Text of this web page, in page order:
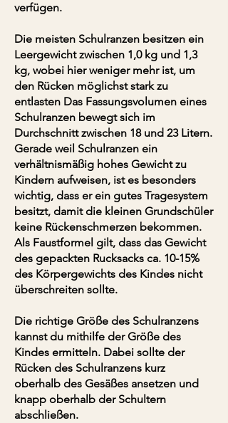
verfügen.
Die meisten Schulranzen besitzen ein
Leergewicht zwischen 1,0 kg und 1,3
kg, wobei hier weniger mehr ist, um
den Rücken möglichst stark zu
entlasten Das Fassungsvolumen eines
Schulranzen bewegt sich im
Durchschnitt zwischen 18 und 23 Litern.
Gerade weil Schulranzen ein
verhältnismäßig hohes Gewicht zu
Kindern aufweisen, ist es besonders
wichtig, dass er ein gutes Tragesystem
besitzt, damit die kleinen Grundschüler
keine Rückenschmerzen bekommen.
Als Faustformel gilt, dass das Gewicht
des gepackten Rucksacks ca. 10-15%
des Körpergewichts des Kindes nicht
überschreiten sollte.
Die richtige Größe des Schulranzens
kannst du mithilfe der Größe des
Kindes ermitteln. Dabei sollte der
Rücken des Schulranzens kurz
oberhalb des Gesäßes ansetzen und
knapp oberhalb der Schultern
abschließen.